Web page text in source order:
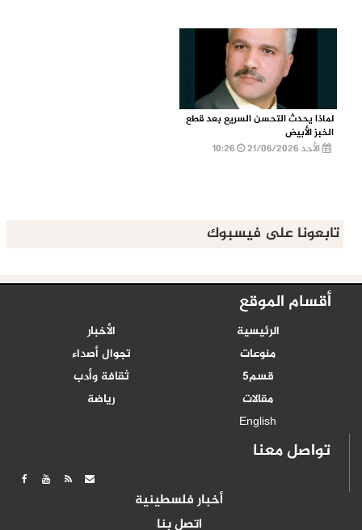
لماذا يحدث التحسن السريع بعد قطع
الخبز الأبيض
الأحد 21/06/2026
تابعونا على فيسبوك
أقسام الموقع
الرئيسية
الأخبار
منوعات
تجوال أصداء
قسم5
ثقافة وأدب
مقالات
رياضة
English
تواصل معنا
أخبار فلسطينية
اتصل بنا